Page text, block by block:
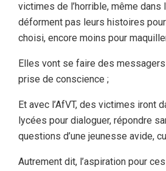
victimes de l’horrible, même dans
déforment pas leurs histoires
choisi, encore moins pour
Elles vont se faire des
prise de conscience ;
Et avec l’AfVT, des victimes iront
lycées pour dialoguer, répondre
questions d’une jeunesse avide,
Autrement dit, l’aspiration pour